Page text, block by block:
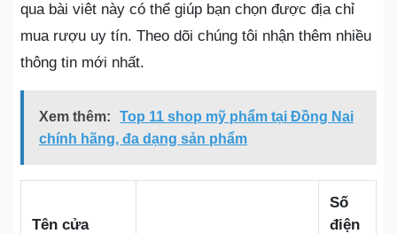
qua bài viêt này có thể giúp bạn chọn được địa chỉ
mua rượu uy tín. Theo dõi chúng tôi nhận thêm nhiều
thông tin mới nhất.
Xem thêm:
Top 11 shop mỹ phẩm tại Đồng Nai
chính hãng, đa dạng sản phẩm
Tên cửa
Số
điện